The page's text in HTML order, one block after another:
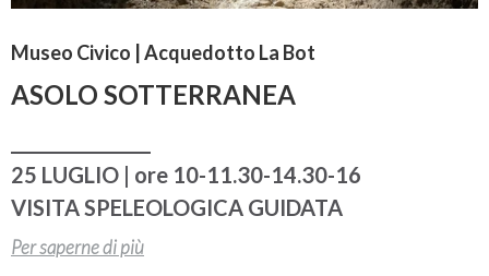
Museo Civico | Acquedotto La Bot
ASOLO SOTTERRANEA
25 LUGLIO | ore 10-11.30-14.30-16
VISITA SPELEOLOGICA GUIDATA
Per saperne di più